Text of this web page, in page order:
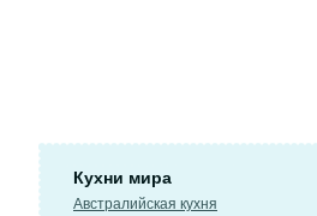
Кухни мира
Австралийская кухня